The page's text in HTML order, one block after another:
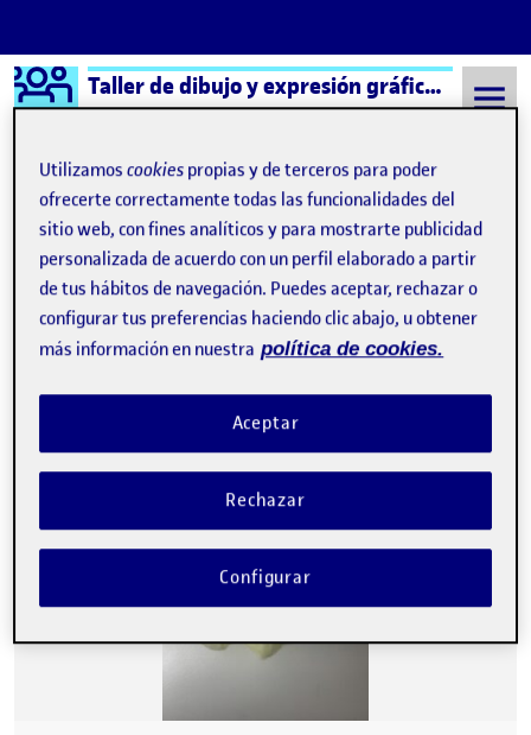
Saltar al contenido
Logo Ágora Taller de dibujo y expresión gráfica aula 3
Semestre 20211 - Aula 3 23 Noviembre, 2021
23 Noviembre, 2021
PEC2. Entrega Parcial 1
Publicado por
David Lopera Gómez
Fecha de publicación
-1 comentario
Utilizamoscookies propias y de terceros para poder
ofrecerte correctamente todas las funcionalidades del
sitio web, con fines analíticos y para mostrarte publicidad
personalizada de acuerdo con un perfil elaborado a partir
de tus hábitos de navegación. Puedes aceptar, rechazar o
configurar tus preferencias haciendo clic abajo, u obtener
más información en nuestra política de cookies.
Rechazar
Aceptar
Configurar